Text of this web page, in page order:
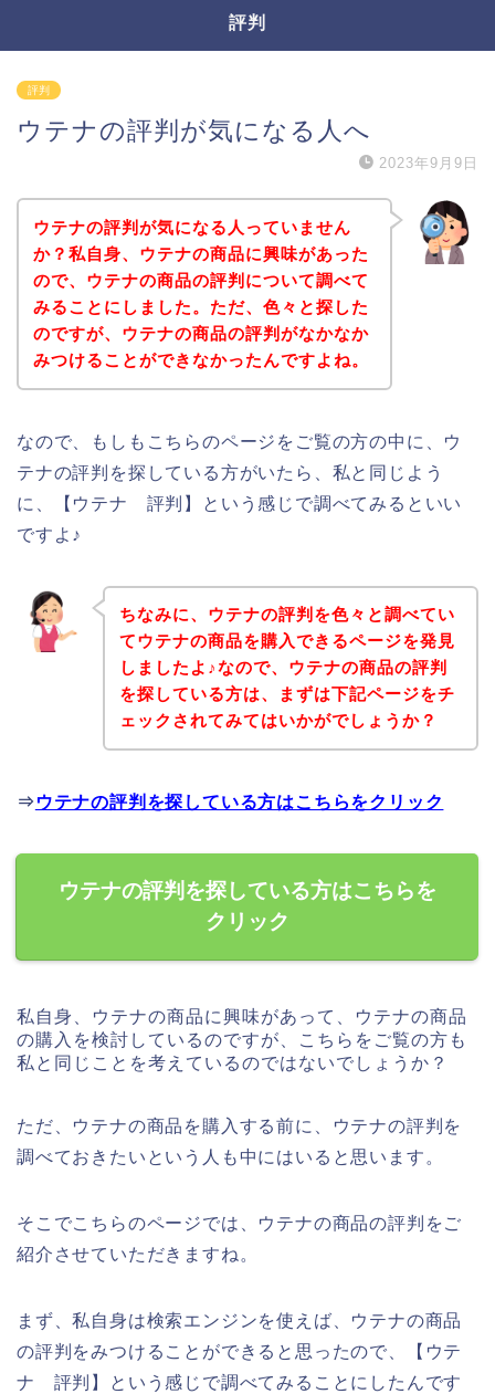
評判
評判
ウテナの評判が気になる人へ
2023年9月9日
ウテナの評判が気になる人っていません
か？私自身、ウテナの商品に興味があった
ので、ウテナの商品の評判について調べて
みることにしました。ただ、色々と探した
のですが、ウテナの商品の評判がなかなか
みつけることができなかったんですよね。
なので、もしもこちらのページをご覧の方の中に、ウ
テナの評判を探している方がいたら、私と同じよう
に、【ウテナ 評判】という感じで調べてみるといい
ですよ♪
ちなみに、ウテナの評判を色々と調べてい
てウテナの商品を購入できるページを発見
しましたよ♪なので、ウテナの商品の評判
を探している方は、まずは下記ページをチ
ェックされてみてはいかがでしょうか？
⇒ ウテナの評判を探している方はこちらをクリック
ウテナの評判を探している方はこちらを
クリック
私自身、ウテナの商品に興味があって、ウテナの商品
の購入を検討しているのですが、こちらをご覧の方も
私と同じことを考えているのではないでしょうか？
ただ、ウテナの商品を購入する前に、ウテナの評判を
調べておきたいという人も中にはいると思います。
そこでこちらのページでは、ウテナの商品の評判をご
紹介させていただきますね。
まず、私自身は検索エンジンを使えば、ウテナの商品
の評判をみつけることができると思ったので、【ウテ
ナ 評判】という感じで調べてみることにしたんです